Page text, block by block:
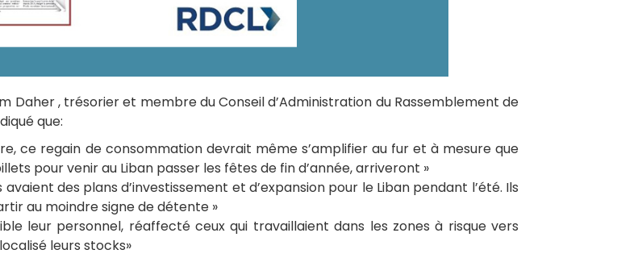
Daher , trésorier et membre du Conseil d’Administration du Rassemblement de
que:
ce regain de consommation devrait même s’amplifier au fur et à mesure que
pour venir au Liban passer les fêtes de fin d’année, arriveront »
des plans d’investissement et d’expansion pour le Liban pendant l’été. Ils
au moindre signe de détente »
leur personnel, réaffecté ceux qui travaillaient dans les zones à risque vers
leurs stocks»